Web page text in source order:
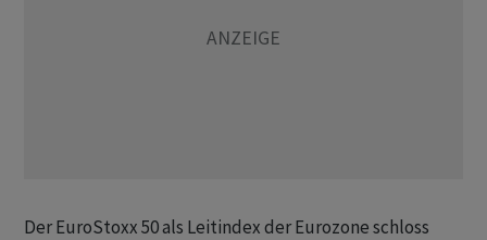
Der EuroStoxx 50 als Leitindex der Eurozone schloss